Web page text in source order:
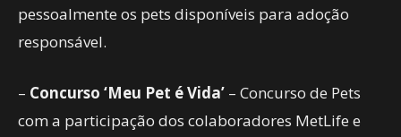
pessoalmente os pets disponíveis para adoção
responsável.
– Concurso ‘Meu Pet é Vida’ – Concurso de Pets
com a participação dos colaboradores MetLife e